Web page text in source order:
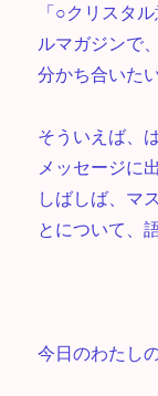
「○クリスタ
ルマガジンで、
分かち合いた
そういえば、
メッセージに
しばしば、マ
とについて、
今日のわたし